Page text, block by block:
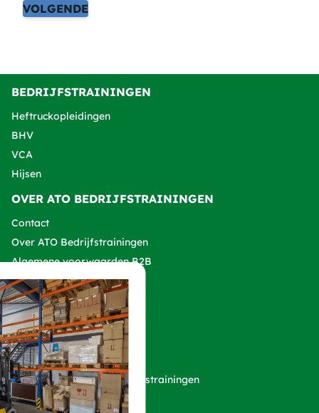
VOLGENDE
BEDRIJFSTRAININGEN
Heftruckopleidingen
BHV
VCA
Hijsen
OVER ATO BEDRIJFSTRAININGEN
Contact
Over ATO Bedrijfstrainingen
Algemene voorwaarden B2B
Klachtenprocedure
VOLG ONZE SOCIALS!
Copyright 2026 ATO Bedrijfstrainingen
Privacy verklaring